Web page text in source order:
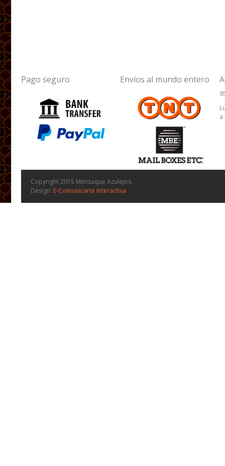
Pago seguro Envíos al mundo entero
a
Copyright 2015 Mensaque Azulejos.
Design: E-Comunicarte Interactiva